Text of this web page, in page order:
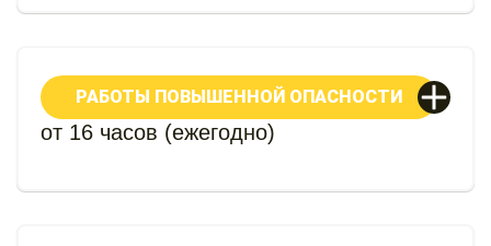
РАБОТЫ ПОВЫШЕННОЙ ОПАСНОСТИ
от 16 часов (ежегодно)